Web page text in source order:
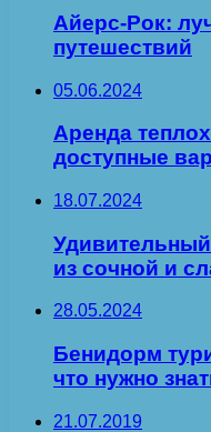
Айерс-Рок:
путешествий
05.06.2024
Аренда
доступные
18.07.2024
из сочной и
28.05.2024
Бенидорм
что нужно
21.07.2019